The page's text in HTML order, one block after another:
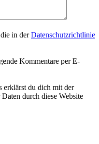
in derDatenschutzrichtlinie
Kommentare per E-
erklärst du dich mit der
durch diese Website